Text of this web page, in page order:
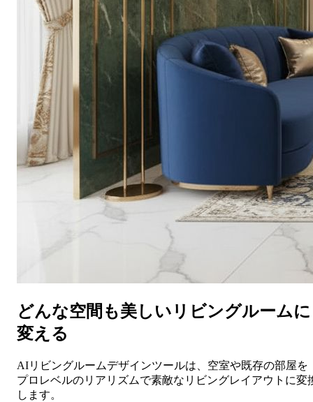
どんな空間も美しいリビングルームに
変える
AIリビングルームデザインツールは、空室や既存の部屋を
プロレベルのリアリズムで素敵なリビングレイアウトに変
します。